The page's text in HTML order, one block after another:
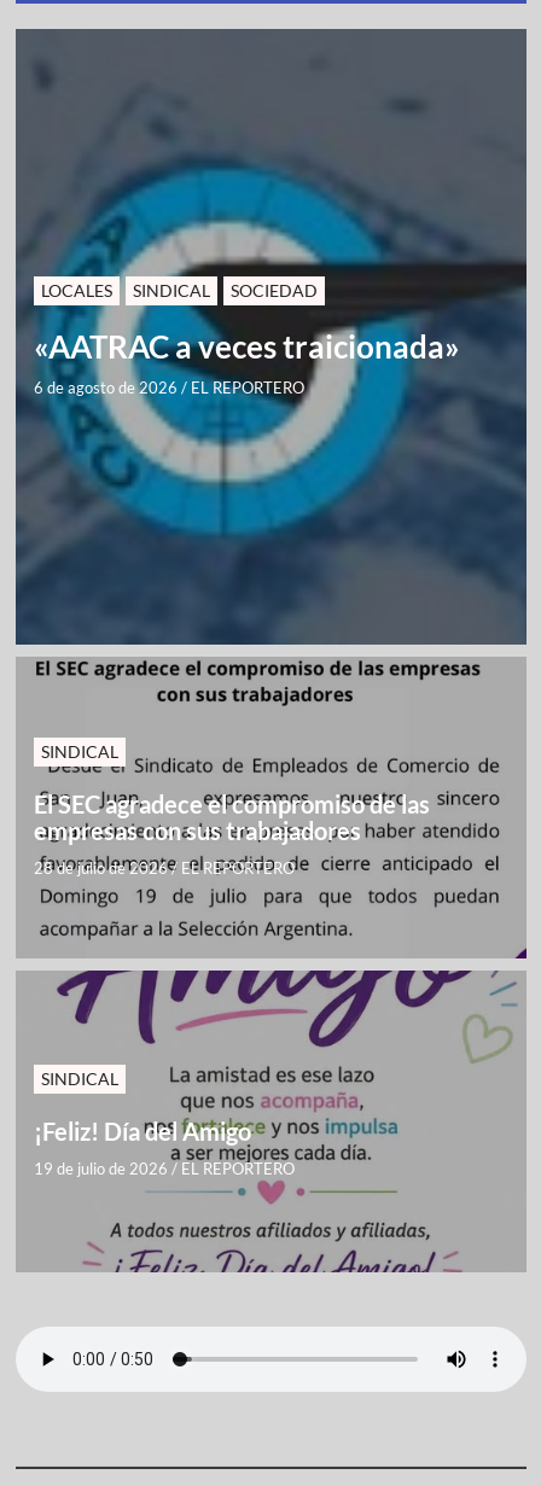
LOCALES SINDICAL SOCIEDAD
«AATRAC a veces traicionada»
6 de agosto de 2026 / EL REPORTERO
SINDICAL
El SEC agradece el compromiso de las
empresas con sus trabajadores
28 de julio de 2026/ EL REPORTERO
SINDICAL
¡Feliz! Día del Amigo
19 de julio de 2026 / EL REPORTERO